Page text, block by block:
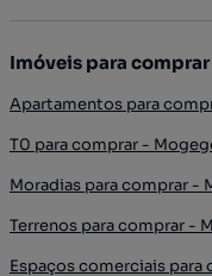
Imóveis para
Apartamentos para
T0 para comprar -
Moradias para comprar -
Terrenos para comprar -
Espaços comerciais